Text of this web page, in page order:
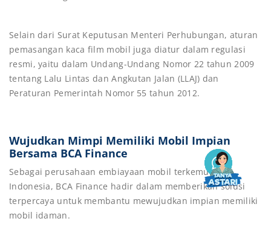
Selain dari Surat Keputusan Menteri Perhubungan, aturan
pemasangan kaca film mobil juga diatur dalam regulasi
resmi, yaitu dalam Undang-Undang Nomor 22 tahun 2009
tentang Lalu Lintas dan Angkutan Jalan (LLAJ) dan
Peraturan Pemerintah Nomor 55 tahun 2012.
Wujudkan Mimpi Memiliki Mobil Impian
Bersama BCA Finance
Sebagai perusahaan embiayaan mobil terkemuka di
Indonesia, BCA Finance hadir dalam memberikan solusi
terpercaya untuk membantu mewujudkan impian memiliki
mobil idaman.